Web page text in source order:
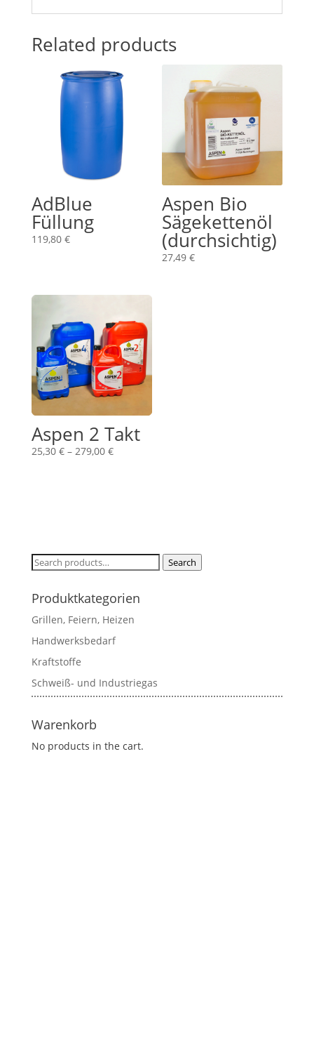
Related products
AdBlue
Füllung
119,80 €
Aspen Bio
Sägekettenöl
(durchsichtig)
27,49€
Aspen 2 Takt
25,30 €– 279,00 €
Search
Search
Produktkategorien
Grillen, Feiern, Heizen
Handwerksbedarf
Kraftstoffe
Schweiß- und Industriegas
Warenkorb
No products in the cart.